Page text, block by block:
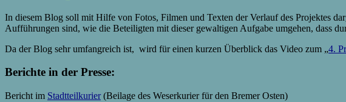
In diesem Blog soll mit Hilfe von Fotos, Filmen und Texten der Verlauf des Projektes
Aufführungen sind, wie die Beteiligten mit dieser gewaltigen Aufgabe umgehen, dass
Da der Blog sehr umfangreich ist, wird für einen kurzen Überblick das Video zum „4.
Berichte in der Presse:
Bericht im Stadtteilkurier (Beilage des Weserkurier für den Bremer Osten)